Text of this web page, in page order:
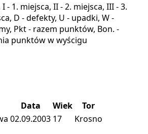
- 1. miejsca, II - 2. miejsca, III - 3.
D - defekty, U - upadki, W -
Pkt - razem punktów, Bon. -
punktów w wyścigu
Data Wiek
Tor
02.09.2003 17
Krosno